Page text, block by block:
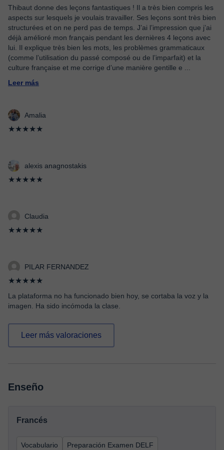
Thibaut donne des leçons fantastiques ! Il a très bien compris les
aspects sur lesquels je voulais travailler. Ses leçons sont très bien
structurées et on ne perd pas de temps. J’ai l’impression que j’ai
déjà amélioré mon français pendant les dernières 4 leçons avec
lui. Il explique très bien les mots, les problèmes grammaticaux
(comme l’utilisation du passé composé ou de l’imparfait) et la
culture française et me corrige d’une manière gentille e
Leer más
Amalia
★★★★★
alexis anagnostakis
★★★★★
Claudia
★★★★★
PILAR FERNANDEZ
★★★★★
La plataforma no ha funcionado bien hoy, se cortaba la voz y la
imagen. Ha sido incómoda la clase.
Leer más valoraciones
Enseño
Francés
Vocabulario Preparación Examen DELF